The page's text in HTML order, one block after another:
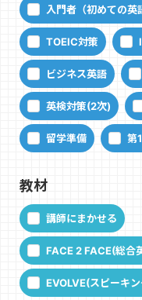
入門者（初めての英
TOEIC対策
ビジネス英語
英検対策(2次)
留学準備 第
教材
講師にまかせる
FACE 2 FACE(総合
EVOLVE(スピーキ